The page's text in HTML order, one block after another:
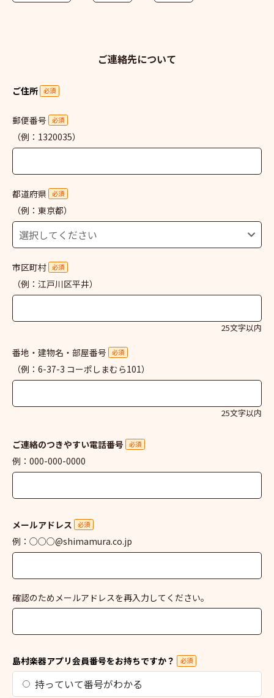
ご連絡先について
ご住所 必須
郵便番号 必須
（例：1320035）
都道府県 必須
（例：東京都）
市区町村 必須
（例：江戸川区平井）
25文字以内
番地・建物名・部屋番号 必須
（例：6-37-3 コーポしまむら101）
25文字以内
ご連絡のつきやすい電話番号 必須
例：000-000-0000
メールアドレス 必須
例：○○○@shimamura.co.jp
確認のためメールアドレスを再入力してください。
島村楽器アプリ会員番号をお持ちですか？ 必須
持っていて番号がわかる